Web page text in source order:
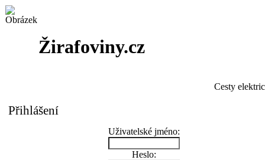
Žirafoviny.cz
Cesty
Přihlášení
Uživatelské jméno:
Heslo: